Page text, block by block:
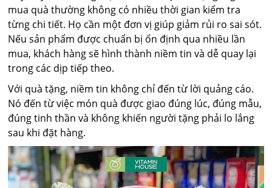
mua quà thường không có nhiều thời gian kiểm tra
từng chi tiết. Họ cần một đơn vị giúp giảm rủi ro sai sót.
Nếu sản phẩm được chuẩn bị ổn định qua nhiều lần
mua, khách hàng sẽ hình thành niềm tin và dễ quay lại
trong các dịp tiếp theo.
Với quà tặng, niềm tin không chỉ đến từ lời quảng cáo.
Nó đến từ việc món quà được giao đúng lúc, đúng mẫu,
đúng tinh thần và không khiến người tặng phải lo lắng
sau khi đặt hàng.